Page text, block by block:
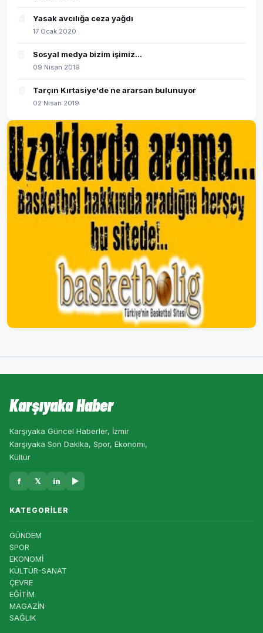
Yasak avcılığa ceza yağdı
17 Ocak 2020
Sosyal medya bizim işimiz...
09 Nisan 2019
Tarçın Kırtasiye'de ne ararsan bulunuyor
02 Nisan 2019
Karşıyaka Haber
Karşıyaka Güncel Haberler, İzmir
Karşıyaka Son Dakika, Spor, Ekonomi,
Kültür
f 𝕏 in ▶
KATEGORILER
GÜNDEM
SPOR
EKONOMİ
KÜLTÜR-SANAT
ÇEVRE
EĞİTİM
MAGAZİN
SAĞLIK